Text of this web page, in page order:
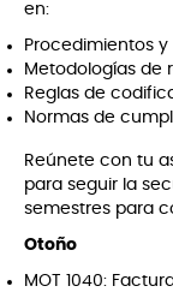
en:
Procedimientos
Metodologías de
Reglas de
Normas de
Reúnete con tu
para seguir la
semestres para
Otoño
MOT 1040: